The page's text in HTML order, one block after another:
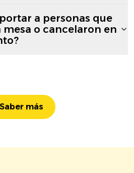
a personas que
mesa o cancelaron en
Saber más